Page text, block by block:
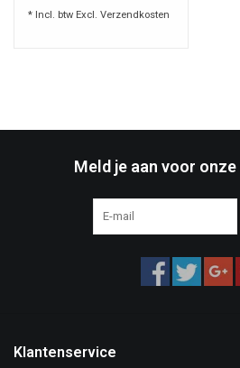
* Incl. btw Excl. Verzendkosten
Meld je aan voor
Klantenservice